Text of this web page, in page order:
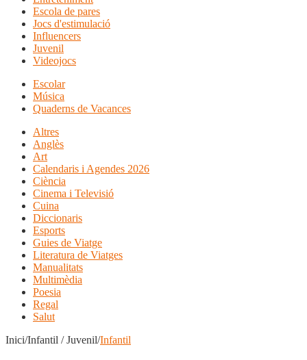
Escola de pares
Jocs d'estimulació
Influencers
Juvenil
Videojocs
Escolar
Música
Quaderns de Vacances
Altres
Anglès
Art
Calendaris i Agendes 2026
Ciència
Cinema i Televisió
Cuina
Diccionaris
Esports
Guies de Viatge
Literatura de Viatges
Manualitats
Multimèdia
Poesia
Regal
Salut
Inici/Infantil / Juvenil/Infantil